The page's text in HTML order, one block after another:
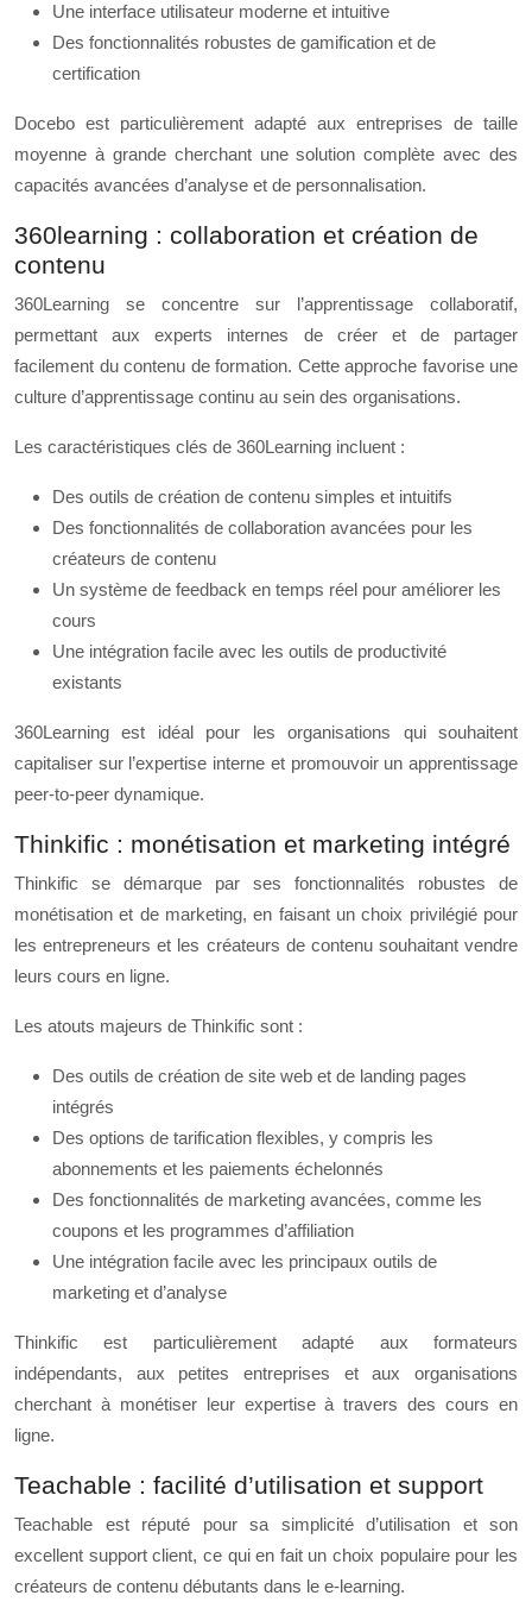
Une interface utilisateur moderne et intuitive
Des fonctionnalités robustes de gamification et de
certification
Docebo est particulièrement adapté aux entreprises de taille
moyenne à grande cherchant une solution complète avec des
capacités avancées d’analyse et de personnalisation.
360learning : collaboration et création de
contenu
360Learning se concentre sur l’apprentissage collaboratif,
permettant aux experts internes de créer et de partager
facilement du contenu de formation. Cette approche favorise une
culture d’apprentissage continu au sein des organisations.
Les caractéristiques clés de 360Learning incluent :
Des outils de création de contenu simples et intuitifs
Des fonctionnalités de collaboration avancées pour les
créateurs de contenu
Un système de feedback en temps réel pour améliorer les
cours
Une intégration facile avec les outils de productivité
existants
360Learning est idéal pour les organisations qui souhaitent
capitaliser sur l’expertise interne et promouvoir un apprentissage
peer-to-peer dynamique.
Thinkific : monétisation et marketing intégré
Thinkific se démarque par ses fonctionnalités robustes de
monétisation et de marketing, en faisant un choix privilégié pour
les entrepreneurs et les créateurs de contenu souhaitant vendre
leurs cours en ligne.
Les atouts majeurs de Thinkific sont :
Des outils de création de site web et de landing pages
intégrés
Des options de tarification flexibles, y compris les
abonnements et les paiements échelonnés
Des fonctionnalités de marketing avancées, comme les
coupons et les programmes d’affiliation
Une intégration facile avec les principaux outils de
marketing et d’analyse
Thinkific est particulièrement adapté aux formateurs
indépendants, aux petites entreprises et aux organisations
cherchant à monétiser leur expertise à travers des cours en
ligne.
Teachable : facilité d’utilisation et support
Teachable est réputé pour sa simplicité d’utilisation et son
excellent support client, ce qui en fait un choix populaire pour les
créateurs de contenu débutants dans le e-learning.